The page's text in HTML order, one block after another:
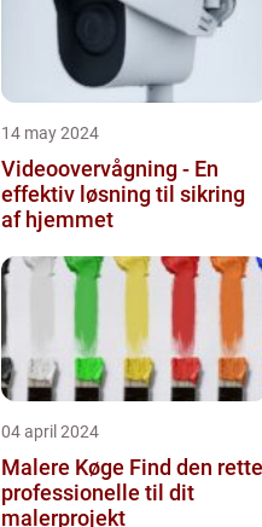
14 may 2024
Videoovervågning - En
effektiv løsning til sikring
af hjemmet
04 april 2024
Malere Køge Find den rette
professionelle til dit
malerprojekt